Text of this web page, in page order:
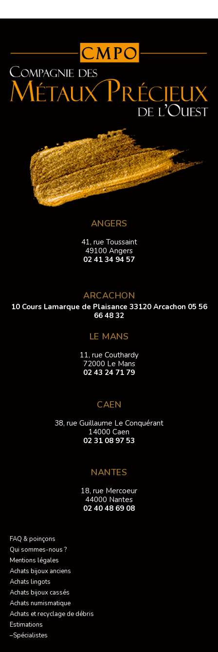
ANGERS
41, rue Toussaint
49100 Angers
02 41 34 94 57
ARCACHON
10 Cours Lamarque de Plaisance 33120 Arcachon 05 56
66 48 32
LE MANS
11, rue Couthardy
72000 Le Mans
02 43 24 71 79
CAEN
38, rue Guillaume Le Conquérant
14000 Caen
02 31 08 97 53
NANTES
18, rue Mercoeur
44000 Nantes
02 40 48 69 08
FAQ & poinçons
Qui sommes-nous ?
Mentions légales
Achats bijoux anciens
Achats lingots
Achats bijoux cassés
Achats numismatique
Achats et recyclage de débris
Estimations
–Spécialistes